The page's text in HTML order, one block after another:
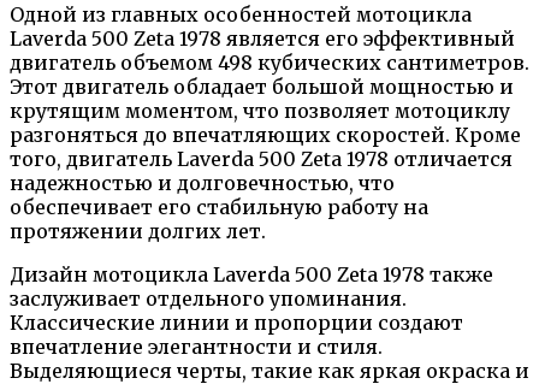
Одной из главных особенностей мотоцикла
Laverda 500 Zeta 1978 является его эффективный
двигатель объемом 498 кубических сантиметров.
Этот двигатель обладает большой мощностью и
крутящим моментом, что позволяет мотоциклу
разгоняться до впечатляющих скоростей. Кроме
того, двигатель Laverda 500 Zeta 1978 отличается
надежностью и долговечностью, что
обеспечивает его стабильную работу на
протяжении долгих лет.
Дизайн мотоцикла Laverda 500 Zeta 1978 также
заслуживает отдельного упоминания.
Классические линии и пропорции создают
впечатление элегантности и стиля.
Выделяющиеся черты, такие как яркая окраска и